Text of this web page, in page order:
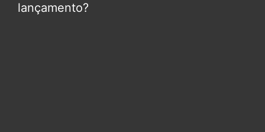
lançamento?